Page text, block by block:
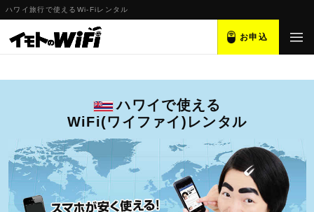
ハワイ旅行で使えるWi-Fiレンタル
お申込
ハワイで使える
WiFi(ワイファイ)レンタル